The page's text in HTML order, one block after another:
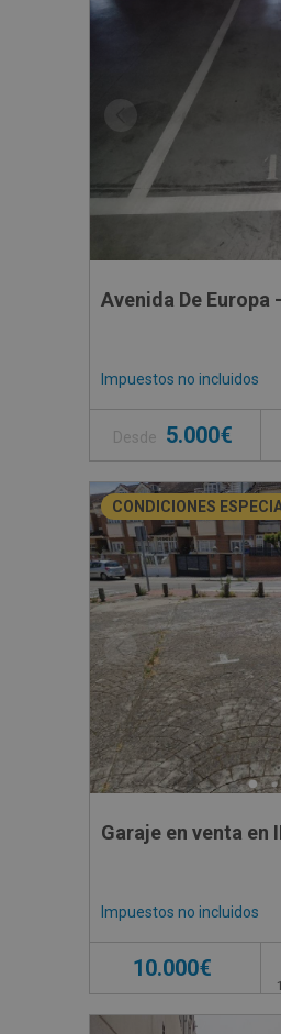
Avenida De Europa
Impuestos no incluidos
Desde 5.000€
CONDICIONES
Garaje en venta en
Impuestos no incluidos
10.000€